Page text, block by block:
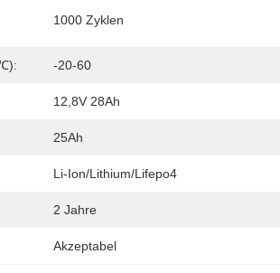
1000 Zyklen
-20-60
12,8V 28Ah
25Ah
Li-Ion/Lithium/lifepo4
2 Jahre
Akzeptabel